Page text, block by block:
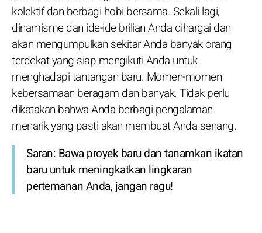
kolektif dan berbagi hobi bersama. Sekali lagi,
dinamisme dan ide-ide brilian Anda dihargai dan
akan mengumpulkan sekitar Anda banyak orang
terdekat yang siap mengikuti Anda untuk
menghadapi tantangan baru. Momen-momen
kebersamaan beragam dan banyak. Tidak perlu
dikatakan bahwa Anda berbagi pengalaman
menarik yang pasti akan membuat Anda senang.
Saran: Bawa proyek baru dan tanamkan ikatan
baru untuk meningkatkan lingkaran
pertemanan Anda, jangan ragu!